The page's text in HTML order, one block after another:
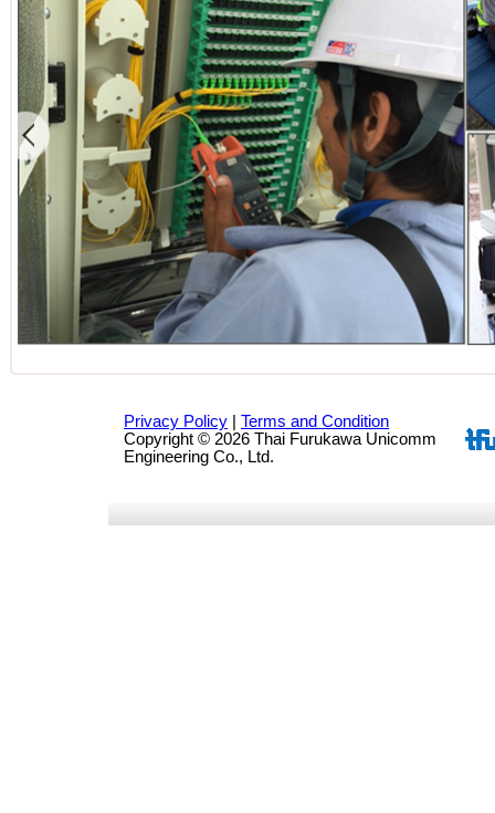
Privacy Policy
Terms and Condition
Copyright © 2026 Thai Furukawa Unicomm
Engineering Co., Ltd.